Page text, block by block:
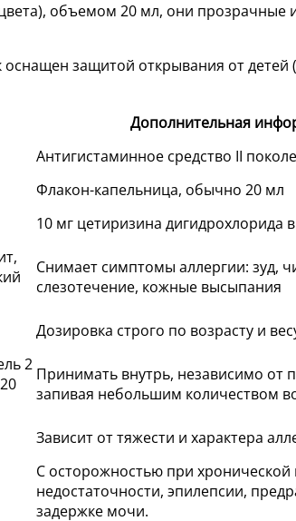
объемом 20 мл, они прозрачные
защитой открывания от детей
Дополнительная
Антигистаминное средство II
Флакон-капельница, обычно 20 мл
10 мг цетиризина дигидрохлорида
Снимает симптомы аллергии: зуд,
слезотечение, кожные высыпания
Дозировка строго по возрасту и
2 Принимать внутрь, независимо от
запивая небольшим количеством
Зависит от тяжести и характера
С осторожностью при
недостаточности, эпилепсии,
задержке мочи.